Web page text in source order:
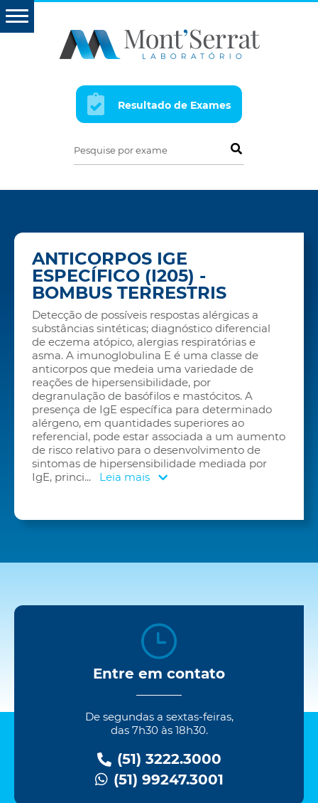
Resultado de Exames
Pesquise por exame
ANTICORPOS IGE
ESPECÍFICO (I205) -
BOMBUS TERRESTRIS
Detecção de possíveis respostas alérgicas a
substâncias sintéticas; diagnóstico diferencial
de eczema atópico, alergias respiratórias e
asma. A imunoglobulina E é uma classe de
anticorpos que medeia uma variedade de
reações de hipersensibilidade, por
degranulação de basófilos e mastócitos. A
presença de IgE específica para determinado
alérgeno, em quantidades superiores ao
referencial, pode estar associada a um aumento
de risco relativo para o desenvolvimento de
sintomas de hipersensibilidade mediada por
IgE, princi... Leia mais
Entre em contato
De segundas a sextas-feiras,
das 7h30 às 18h30.
(51) 3222.3000
(51) 99247.3001